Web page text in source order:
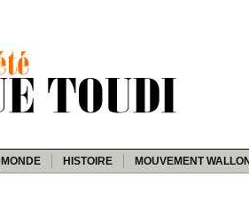
MONDE HISTOIRE MOUVEMENT